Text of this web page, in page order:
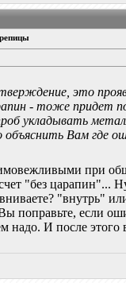
это
- тоже придет
укладывать
Вам где
при
"без
"внутрь"
поправьте, если
надо. И после